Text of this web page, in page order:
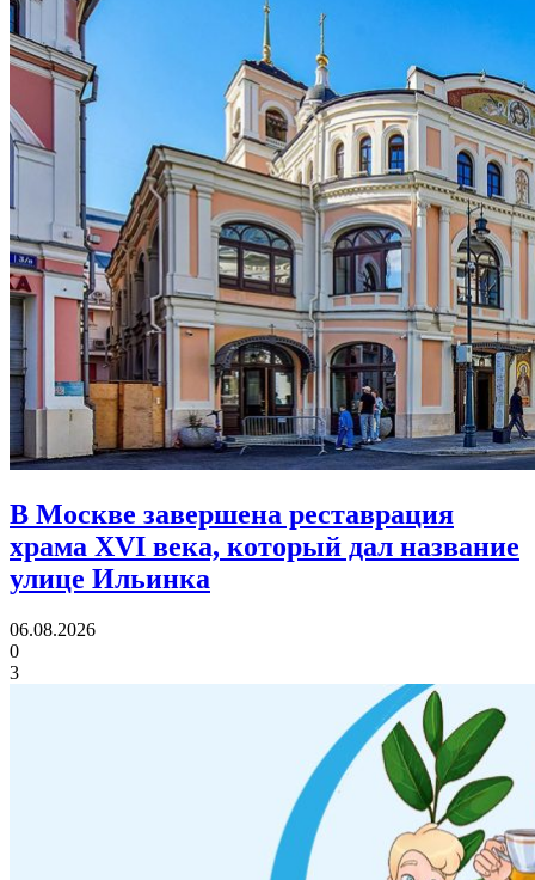
В Москве завершена реставрация
храма XVI века, который дал название
улице Ильинка
06.08.2026
0
3